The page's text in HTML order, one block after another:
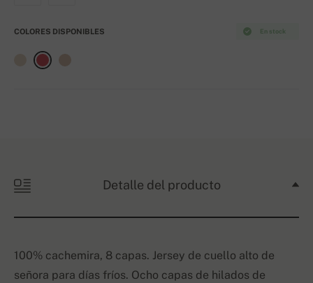
En stock
COLORES DISPONIBLES
Detalle del producto
100% cachemira, 8 capas. Jersey de cuello alto de
señora para días fríos. Ocho capas de hilados de